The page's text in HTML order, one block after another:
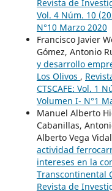
Revista de
Vol. 4 Núm. 10
N°10 Marzo 2020
Francisco Javier
Gómez, Antonio
y desarrollo
Los Olivos ,
CTSCAFE: Vol. 1
Volumen I- N°1
Manuel Alberto
Cabanillas,
Alberto Vega
actividad
intereses en la
Transcontinental
Revista de